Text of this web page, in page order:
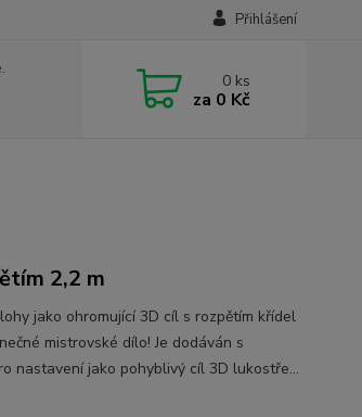
Přihlášení
0 ks
za 0 Kč
2,2 m
jako ohromující 3D cíl s rozpětím křídel
mistrovské dílo! Je dodáván s
nastavení jako pohyblivý cíl 3D lukostře...